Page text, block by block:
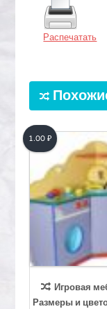
Распечатать
Игровая
Размеры и
1.00₽